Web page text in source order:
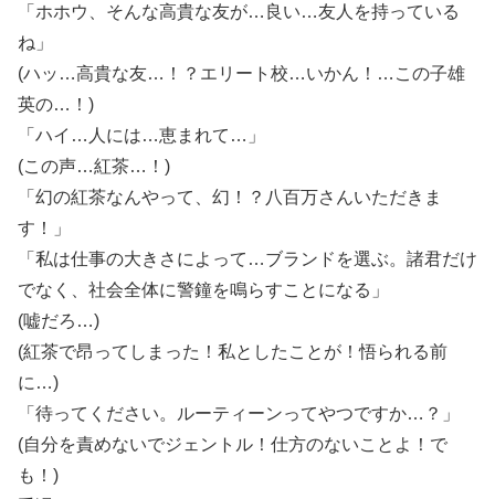
「ホホウ、そんな高貴な友が…良い…友人を持っている
ね」
(ハッ…高貴な友…！？エリート校…いかん！…この子雄
英の…！)
「ハイ…人には…恵まれて…」
(この声…紅茶…！)
「幻の紅茶なんやって、幻！？八百万さんいただきま
す！」
「私は仕事の大きさによって…ブランドを選ぶ。諸君だけ
でなく、社会全体に警鐘を鳴らすことになる」
(嘘だろ…)
(紅茶で昂ってしまった！私としたことが！悟られる前
に…)
「待ってください。ルーティーンってやつですか…？」
(自分を責めないでジェントル！仕方のないことよ！で
も！)